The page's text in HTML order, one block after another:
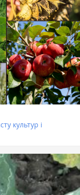
культур і